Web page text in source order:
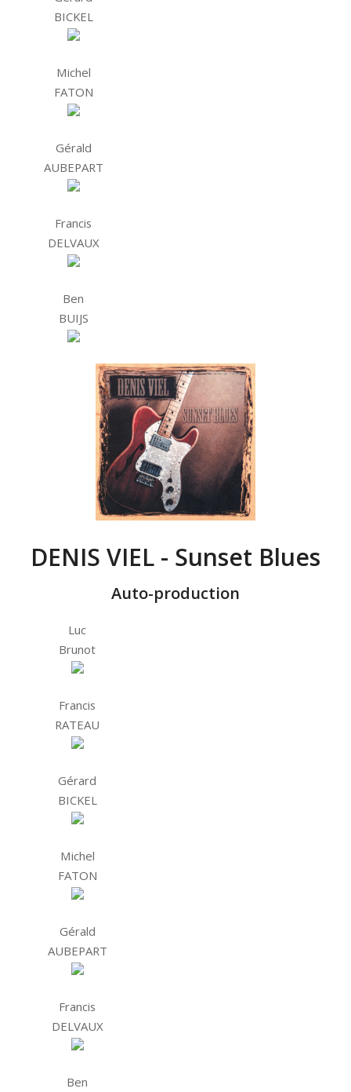
BICKEL
Michel
FATON
Gérald
AUBEPART
Francis
DELVAUX
Ben
BUIJS
DENIS VIEL - Sunset Blues
Auto-production
Luc
Brunot
Francis
RATEAU
Gérard
BICKEL
Michel
FATON
Gérald
AUBEPART
Francis
DELVAUX
Ben